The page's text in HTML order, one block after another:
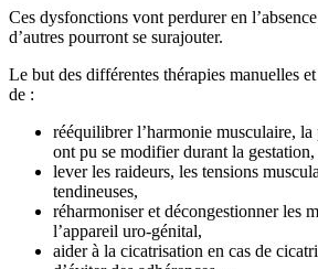
Ces dysfonctions vont perdurer en
d’autres pourront se surajouter.
Le but des différentes thérapies manuelles
de :
rééquilibrer l’harmonie musculaire,
ont pu se modifier durant la gestation,
lever les raideurs, les tensions
tendineuses,
réharmoniser et décongestionner les
l’appareil uro-génital,
aider à la cicatrisation en cas de